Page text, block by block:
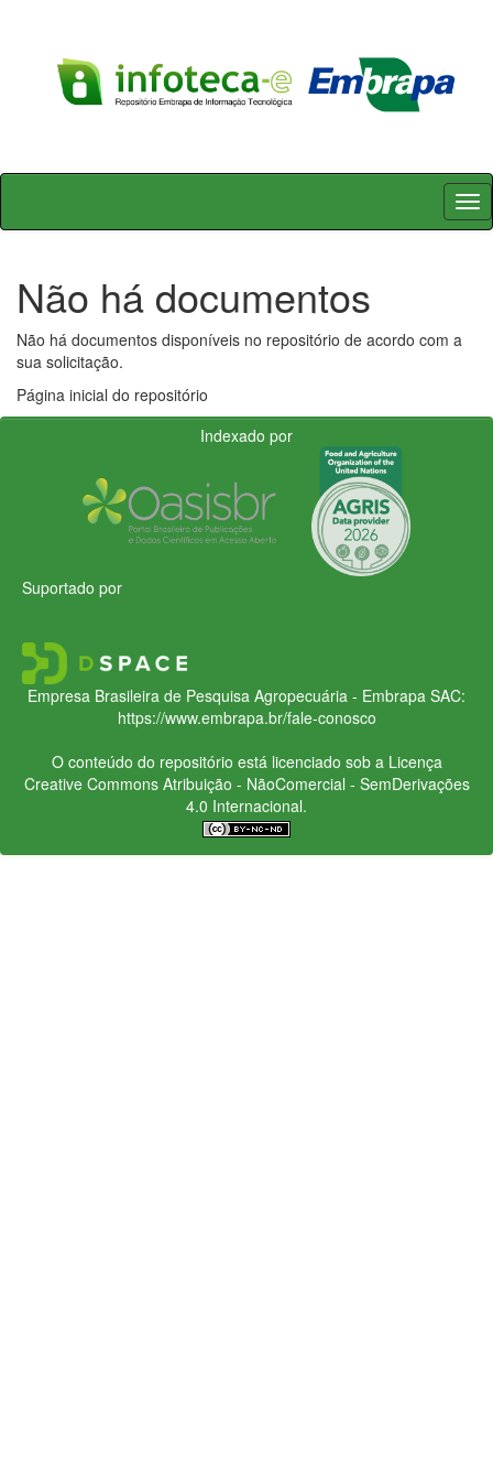
Skip
Não há documentos
Não há documentos disponíveis no repositório de acordo com a
sua solicitação.
Página inicial do repositório
Indexado por
Suportado por
Empresa Brasileira de Pesquisa Agropecuária - Embrapa SAC:
https://www.embrapa.br/fale-conosco
O conteúdo do repositório está licenciado sob a Licença
Creative CommonsAtribuição - NãoComercial - SemDerivações
4.0 Internacional.